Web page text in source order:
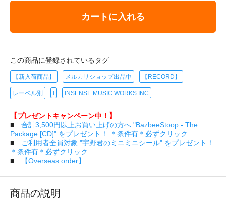
カートに入れる
この商品に登録されているタグ
【新入荷商品】 メルカリショップ出品中 【RECORD】
レーベル別 I INSENSE MUSIC WORKS INC
【プレゼントキャンペーン中！】
■ 合計3,500円以上お買い上げの方へ "BazbeeStoop - The
Package [CD]" をプレゼント！ ＊条件有＊必ずクリック
■
ご利用者全員対象 "宇野君のミニミニシール" をプレゼント！
＊条件有＊必ずクリック
■
【Overseas order】
商品の説明